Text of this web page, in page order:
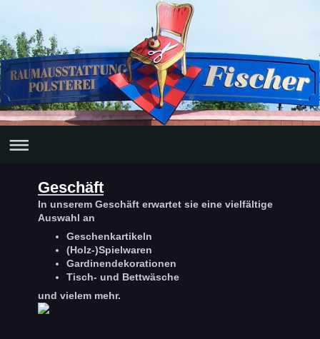
Geschäft
In unserem Geschäft erwartet sie eine vielfältige
Auswahl an
Geschenkartikeln
(Holz-)Spielwaren
Gardinendekorationen
Tisch- und Bettwäsche
und vielem mehr.